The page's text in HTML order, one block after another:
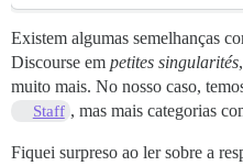
Existem algumas semelhanças
Discourse em petites singularités
muito mais. No nosso caso,
Staff , mas mais categorias
Fiquei surpreso ao ler sobre a